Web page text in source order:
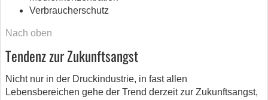
Verbraucherschutz
Nach oben
Tendenz zur Zukunftsangst
Nicht nur in der Druckindustrie, in fast allen
Lebensbereichen gehe der Trend derzeit zur Zukunftsangst,